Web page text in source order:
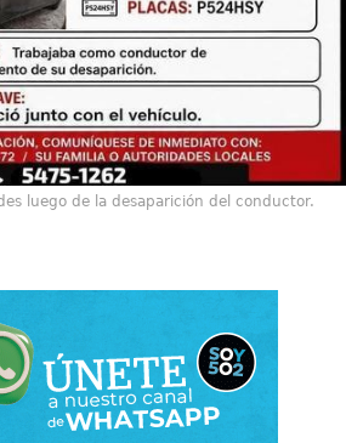
luego de la desaparición del conductor.